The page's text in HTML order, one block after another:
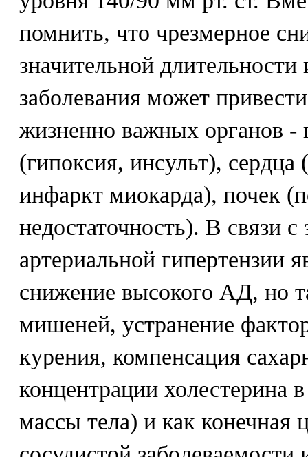
помнить, что чрезмерное
значительной
заболевания может
жизненно важных органов -
(гипоксия, инсульт), сердца
инфаркт миокарда), почек
недостаточность). В связи
артериальной гипертензии
снижение высокого АД, но
мишеней, устранение
курения, компенсация
концентрации холестерина
массы тела) и как конечная